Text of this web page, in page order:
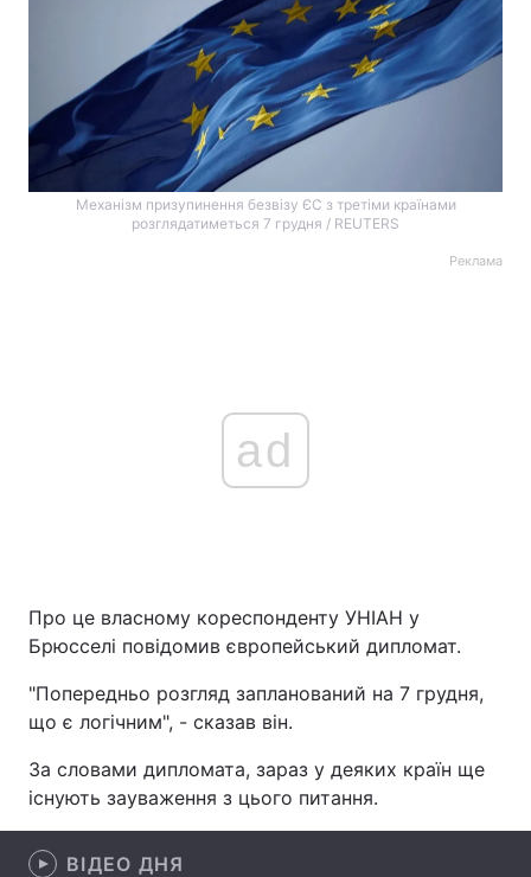
Головна Війна
Політика
Механізм призупинення безвізу ЄС з третіми країнами
розглядатиметься 7 грудня / REUTERS
Реклама
ad
Про це власному кореспонденту УНІАН у
Брюсселі повідомив європейський дипломат.
"Попередньо розгляд запланований на 7 грудня,
що є логічним", - сказав він.
За словами дипломата, зараз у деяких країн ще
існують зауваження з цього питання.
ВІДЕО ДНЯ